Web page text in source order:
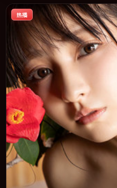
强情节与人物弧光的观众完整观看。
热播